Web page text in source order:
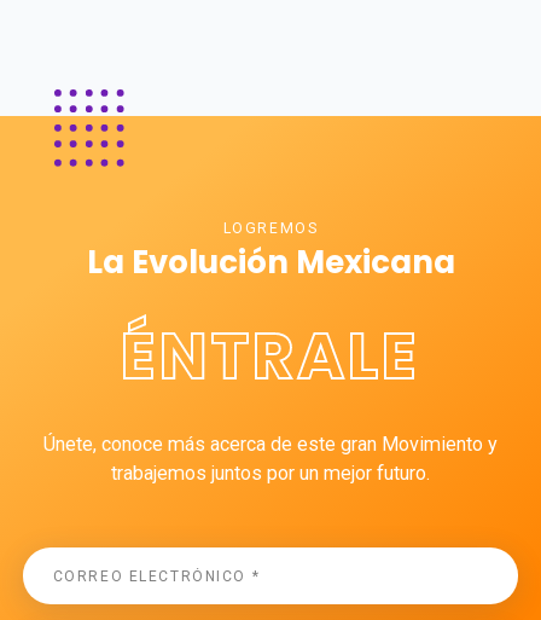
LOGREMOS
La Evolución Mexicana
ÉNTRALE
Únete, conoce más acerca de este gran Movimiento y
trabajemos juntos por un mejor futuro.